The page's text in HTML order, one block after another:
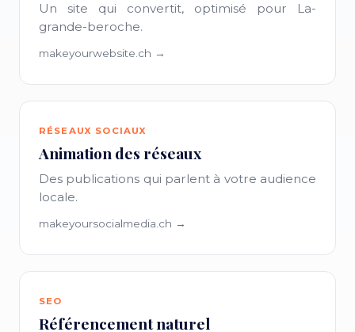
Un site qui convertit, optimisé pour La-
grande-beroche.
makeyourwebsite.ch →
RÉSEAUX SOCIAUX
Animation des réseaux
Des publications qui parlent à votre audience
locale.
makeyoursocialmedia.ch →
SEO
Référencement naturel